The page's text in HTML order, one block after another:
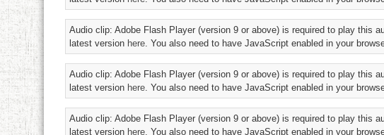
Audio clip: Adobe Flash Player (version 9 or above) is required to play this
latest version here . You also need to have JavaScript enabled in your
Audio clip: Adobe Flash Player (version 9 or above) is required to play this
latest version here . You also need to have JavaScript enabled in your
Audio clip: Adobe Flash Player (version 9 or above) is required to play this
latest version here . You also need to have JavaScript enabled in your